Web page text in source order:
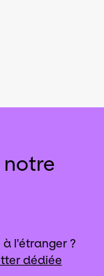
l'étranger ?
dédiée